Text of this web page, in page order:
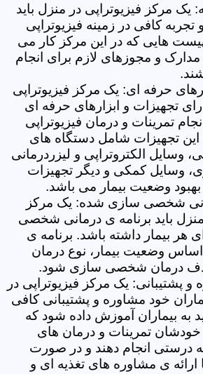
مرکز فیزیوتراپی در منزل باید
کافی در زمینه فیزیوتراپی
هایی که در این مرکز کار می
مدارک و مجوزهای لازم برای انجام
حرفه ای: یک مرکز فیزیوتراپی
تجهیزات و ابزارهای حرفه ای
تمرینات و درمان فیزیوتراپی
تجهیزات شامل دستگاه های
وسایل الکتروتراپی و لیزردرمانی
وسایل کمکی و دیگر تجهیزات
بهبود وضعیت بیمار می باشد.
شخصی سازی شده: یک مرکز
منزل باید برنامه ی درمانی شخصی
هر بیمار داشته باشد. برنامه ی
اساس وضعیت بیمار، نوع درمان
هدف درمان شخصی سازی شود.
و پشتیبانی: یک مرکز فیزیوتراپی در
خود مشاوره و پشتیبانی کافی
به بیماران آموزش داده شود که
خودشان تمرینات و درمان های
به درستی انجام دهند و در صورت
ارائه ی مشاوره های تغذیه ای و